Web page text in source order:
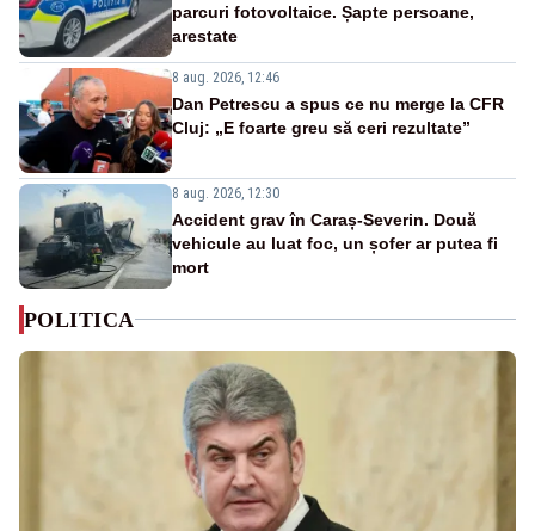
parcuri fotovoltaice. Șapte persoane,
arestate
8 aug. 2026, 12:46
Dan Petrescu a spus ce nu merge la CFR
Cluj: „E foarte greu să ceri rezultate”
8 aug. 2026, 12:30
Accident grav în Caraș-Severin. Două
vehicule au luat foc, un șofer ar putea fi
mort
POLITICA